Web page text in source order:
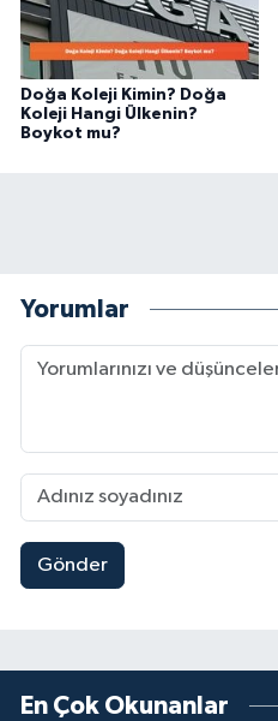
Doğa Koleji Kimin? Doğa
Koleji Hangi Ülkenin?
Boykot mu?
Yorumlar
Gönder
En Çok Okunanlar